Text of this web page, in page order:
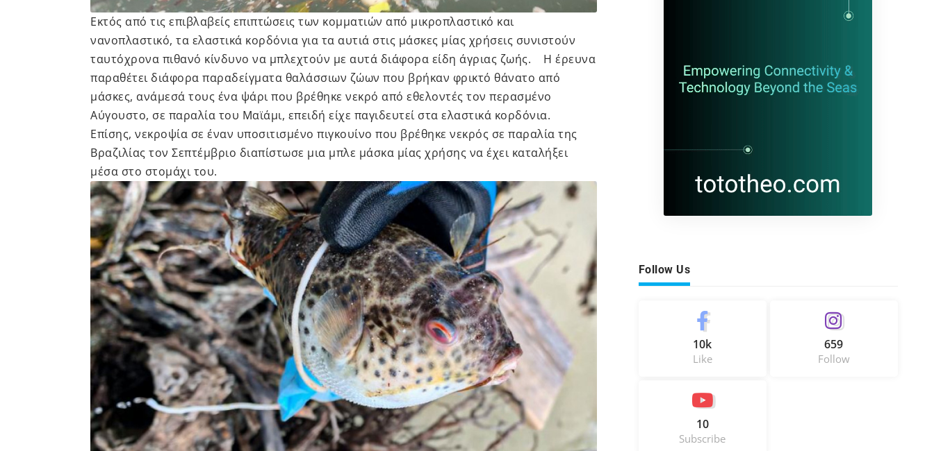
Εκτός από τις επιβλαβείς επιπτώσεις των κομματιών από μικροπλαστικό και
νανοπλαστικό, τα ελαστικά κορδόνια για τα αυτιά στις μάσκες μίας χρήσεις συνιστούν
ταυτόχρονα πιθανό κίνδυνο να μπλεχτούν με αυτά διάφορα είδη άγριας ζωής. Η έρευνα
παραθέτει διάφορα παραδείγματα θαλάσσιων ζώων που βρήκαν φρικτό θάνατο από
μάσκες, ανάμεσά τους ένα ψάρι που βρέθηκε νεκρό από εθελοντές τον περασμένο
Αύγουστο, σε παραλία του Μαϊάμι, επειδή είχε παγιδευτεί στα ελαστικά κορδόνια.
Επίσης, νεκροψία σε έναν υποσιτισμένο πιγκουίνο που βρέθηκε νεκρός σε παραλία της
Βραζιλίας τον Σεπτέμβριο διαπίστωσε μια μπλε μάσκα μίας χρήσης να έχει καταλήξει
μέσα στο στομάχι του.
Follow Us
10k
Like
659
Follow
10
Subscribe